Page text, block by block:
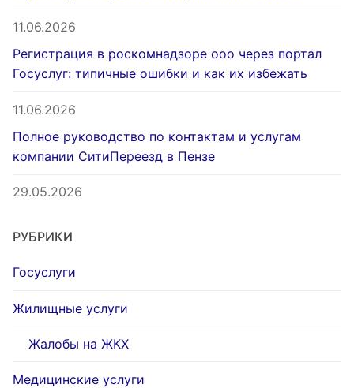
11.06.2026
Регистрация в роскомнадзоре ооо через портал
Госуслуг: типичные ошибки и как их избежать
11.06.2026
Полное руководство по контактам и услугам
компании СитиПереезд в Пензе
29.05.2026
РУБРИКИ
Госуслуги
Жилищные услуги
Жалобы на ЖКХ
Медицинские услуги